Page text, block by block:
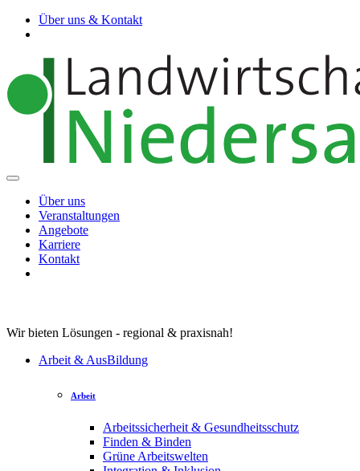
Über uns & Kontakt
Über uns
Veranstaltungen
Angebote
Karriere
Kontakt
Wir bieten Lösungen - regional & praxisnah!
Arbeit & AusBildung
Arbeit
Arbeitssicherheit & Gesundheitsschutz
Finden & Binden
Grüne Arbeitswelten